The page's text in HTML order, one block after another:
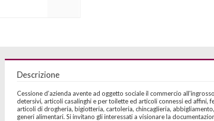
Descrizione
Cessione d’azienda avente ad oggetto sociale il commercio
detersivi, articoli casalinghi e per toilette ed articoli connessi ed affini,
articoli di drogheria, bigiotteria, cartoleria, chincaglieria,
generi alimentari. Si invitano gli interessati a visionare la